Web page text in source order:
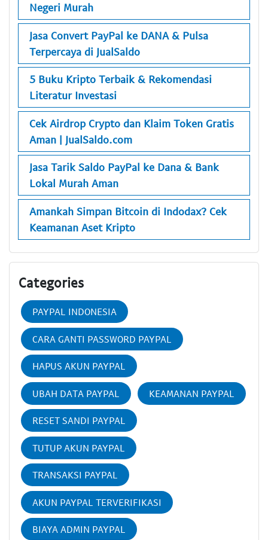
Negeri Murah
Jasa Convert PayPal ke DANA & Pulsa
Terpercaya di JualSaldo
5 Buku Kripto Terbaik & Rekomendasi
Literatur Investasi
Cek Airdrop Crypto dan Klaim Token Gratis
Aman | JualSaldo.com
Jasa Tarik Saldo PayPal ke Dana & Bank
Lokal Murah Aman
Amankah Simpan Bitcoin di Indodax? Cek
Keamanan Aset Kripto
Categories
PAYPAL INDONESIA
CARA GANTI PASSWORD PAYPAL
HAPUS AKUN PAYPAL
UBAH DATA PAYPAL KEAMANAN PAYPAL
RESET SANDI PAYPAL
TUTUP AKUN PAYPAL
TRANSAKSI PAYPAL
AKUN PAYPAL TERVERIFIKASI
BIAYA ADMIN PAYPAL